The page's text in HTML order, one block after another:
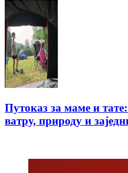
Путоказ за маме и
ватру, природу и